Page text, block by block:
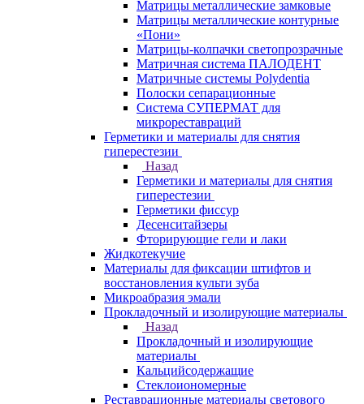
Матрицы металлические замковые
Матрицы металлические контурные
«Пони»
Матрицы-колпачки светопрозрачные
Матричная система ПАЛОДЕНТ
Матричные системы Polydentia
Полоски сепарационные
Система СУПЕРМАТ для
микрореставраций
Герметики и материалы для снятия
гиперестезии
Назад
Герметики и материалы для снятия
гиперестезии
Герметики фиссур
Десенситайзеры
Фторирующие гели и лаки
Жидкотекучие
Материалы для фиксации штифтов и
восстановления культи зуба
Микроабразия эмали
Прокладочный и изолирующие материалы
Назад
Прокладочный и изолирующие
материалы
Кальцийсодержащие
Стеклоиономерные
Реставрационные материалы светового